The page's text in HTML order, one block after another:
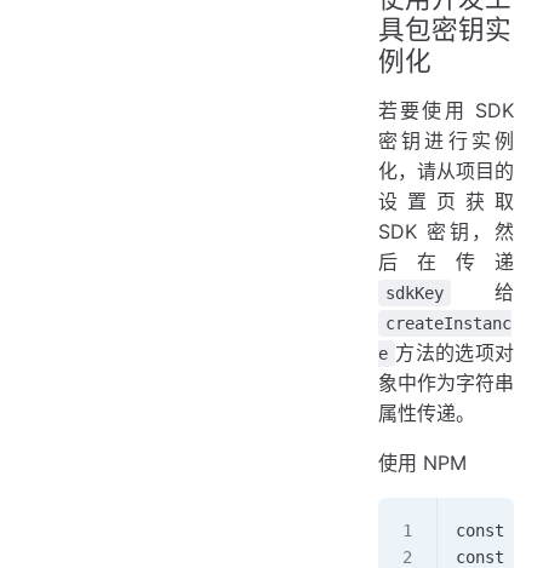
具包密钥实
例化
若要使用 SDK
密钥进行实例
化，请从项目的
设置页获取
SDK 密钥，然
后在传递
sdkKey 给
createInstanc
e 方法的选项对
象中作为字符串
属性传递。
使用 NPM
const
const